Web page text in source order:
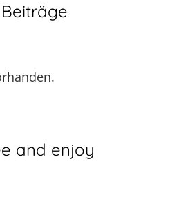
and enjoy